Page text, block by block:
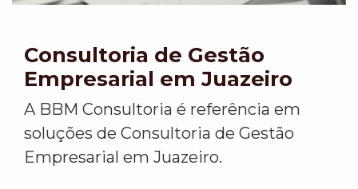
Consultoria de Gestão
Empresarial em Juazeiro
A BBM Consultoria é referência em
soluções de Consultoria de Gestão
Empresarial em Juazeiro.